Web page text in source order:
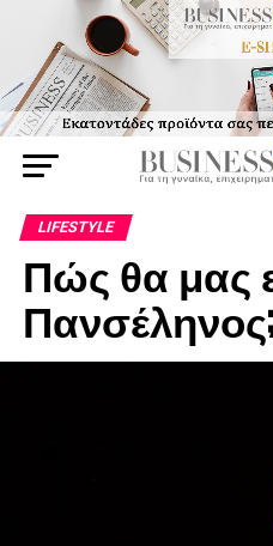
LIFESTYLE
Πώς θα μας